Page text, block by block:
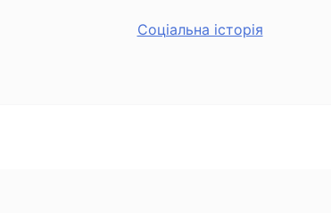
Cоціальна історія